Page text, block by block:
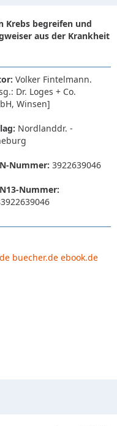
Krebs begreifen und
aus der Krankheit
Volker Fintelmann.
Dr. Loges + Co.
Winsen]
Nordlanddr. -
Nummer: 3922639046
Nummer:
buecher.de ebook.de